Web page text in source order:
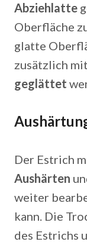
Abziehlatte
Oberfläche
glatte
zusätzlich
geglättet
Der Estrich
Aushärten
weiter
kann. Die
des Estrichs